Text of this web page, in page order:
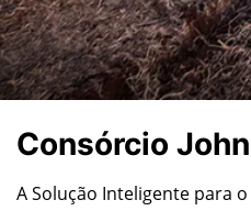
Consórcio
A Solução Inteligente para o